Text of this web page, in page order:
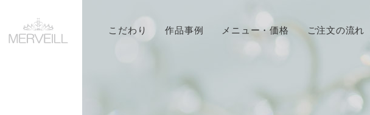
こだわり 作品事例 メニュー・価格 ご注文の流れ